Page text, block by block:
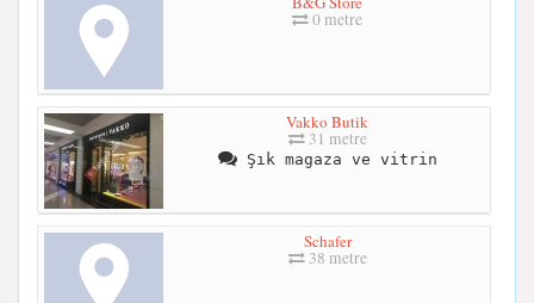
0 metre
Vakko Butik
31 metre
Şık magaza ve vitrin
Schafer
38 metre